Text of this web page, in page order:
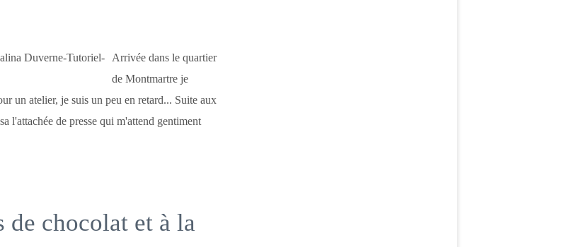
Arrivée dans le quartier
de Montmartre je
un atelier, je suis un peu en retard... Suite aux
l'attachée de presse qui m'attend gentiment
de chocolat et à la